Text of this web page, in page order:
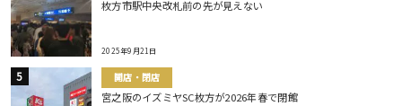
枚方市駅中央改札前の先が見えない
2025年9月21日
開店・閉店
宮之阪のイズミヤSC枚方が2026年春で閉館